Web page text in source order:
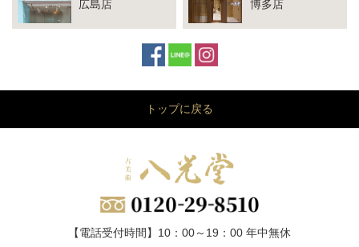
広島店 博多店
トップに戻る
【電話受付時間】10：00～19：00 年中無休